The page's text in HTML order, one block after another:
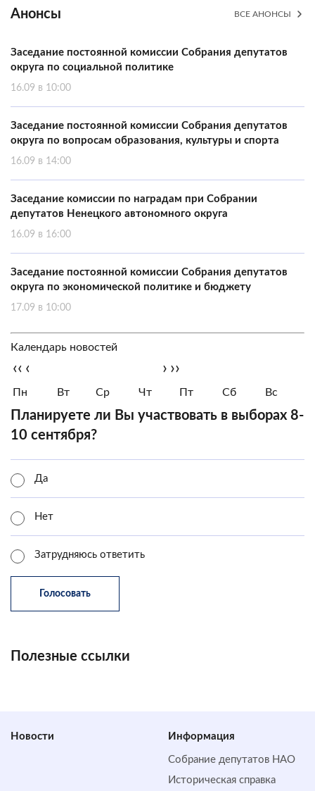
Анонсы ВСЕ АНОНСЫ
Заседание постоянной комиссии Собрания депутатов
округа по социальной политике
16.09 в 10:00
Заседание постоянной комиссии Собрания депутатов
округа по вопросам образования, культуры и спорта
16.09 в 14:00
Заседание комиссии по наградам при Собрании
депутатов Ненецкого автономного округа
16.09 в 16:00
Заседание постоянной комиссии Собрания депутатов
округа по экономической политике и бюджету
17.09 в 10:00
Календарь новостей
‹‹ ‹ › ››
Пн Вт Ср Чт Пт Сб Вс
Планируете ли Вы участвовать в выборах 8-
10 сентября?
Да
Нет
Затрудняюсь ответить
Полезные ссылки
Новости Информация
Собрание депутатов НАО
Историческая справка